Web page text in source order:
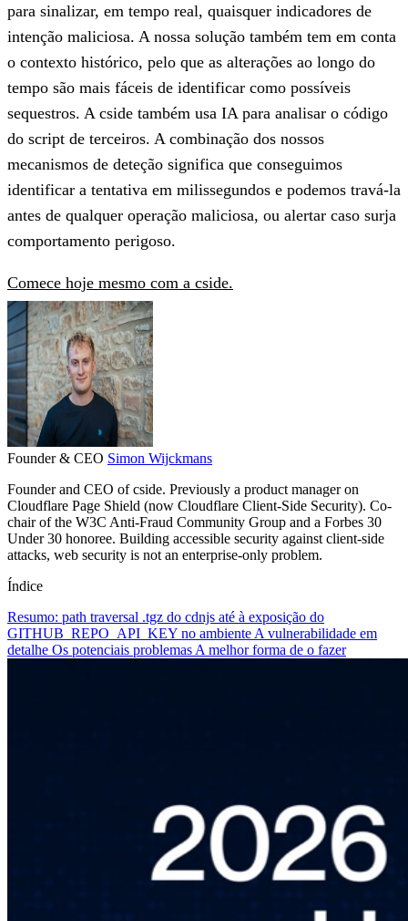
para sinalizar, em tempo real, quaisquer indicadores de
intenção maliciosa. A nossa solução também tem em conta
o contexto histórico, pelo que as alterações ao longo do
tempo são mais fáceis de identificar como possíveis
sequestros. A cside também usa IA para analisar o código
do script de terceiros. A combinação dos nossos
mecanismos de deteção significa que conseguimos
identificar a tentativa em milissegundos e podemos travá-la
antes de qualquer operação maliciosa, ou alertar caso surja
comportamento perigoso.
Comece hoje mesmo com a cside.
Founder & CEO Simon Wijckmans
Founder and CEO of cside. Previously a product manager on
Cloudflare Page Shield (now Cloudflare Client-Side Security). Co-
chair of the W3C Anti-Fraud Community Group and a Forbes 30
Under 30 honoree. Building accessible security against client-side
attacks, web security is not an enterprise-only problem.
Índice
Resumo: path traversal .tgz do cdnjs até à exposição do
GITHUB_REPO_API_KEY no ambiente A vulnerabilidade em
detalhe Os potenciais problemas A melhor forma de o fazer